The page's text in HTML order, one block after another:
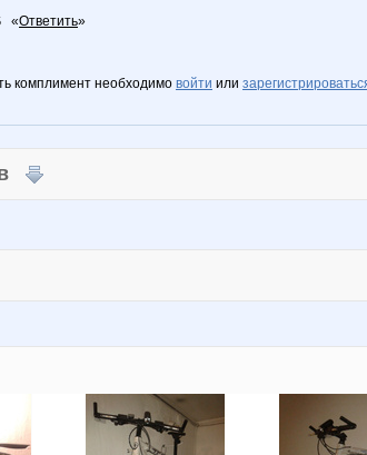
«Ответить»
комплимент необходимо войти или